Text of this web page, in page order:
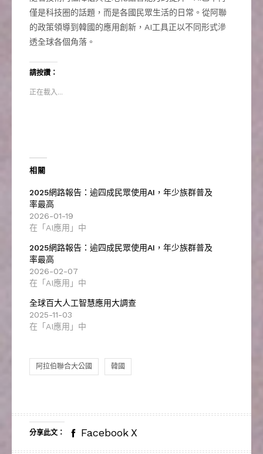
僅是科技圈的話題，而是各國民眾生活的日常。從阿聯
的政策領導到韓國的應用創新，AI工具正以不同形式滲
透全球各個角落。
請按讚：
正在載入...
相關
2025網路報告：逾四成民眾使用AI，年少族群普及
率最高
2026-01-19
在「AI應用」中
2025網路報告：逾四成民眾使用AI，年少族群普及
率最高
2026-02-07
在「AI應用」中
全球百大人工智慧應用大調查
2025-11-03
在「AI應用」中
阿拉伯聯合大公國 韓國
分享此文： Facebook X